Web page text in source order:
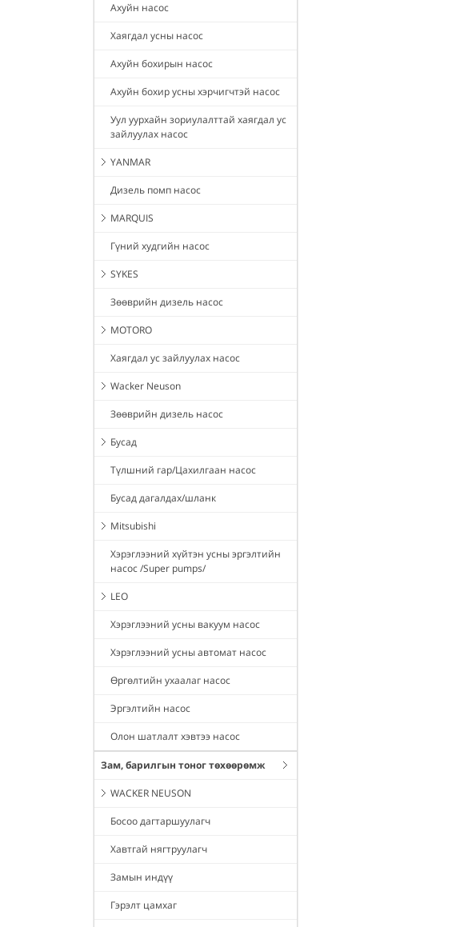
Ахуйн насос
Хаягдал усны насос
Ахуйн бохирын насос
Ахуйн бохир усны хэрчигчтэй насос
Уул уурхайн зориулалттай хаягдал ус
зайлуулах насос
YANMAR
Дизель помп насос
MARQUIS
Гүний худгийн насос
SYKES
Зөөврийн дизель насос
MOTORO
Хаягдал ус зайлуулах насос
Wacker Neuson
Зөөврийн дизель насос
Бусад
Түлшний гар/Цахилгаан насос
Бусад дагалдах/шланк
Mitsubishi
Хэрэглээний хүйтэн усны эргэлтийн
насос /Super pumps/
LEO
Хэрэглээний усны вакуум насос
Хэрэглээний усны автомат насос
Өргөлтийн ухаалаг насос
Эргэлтийн насос
Олон шатлалт хэвтээ насос
Зам, барилгын тоног төхөөрөмж
WACKER NEUSON
Босоо дагтаршуулагч
Хавтгай нягтруулагч
Замын индүү
Гэрэлт цамхаг